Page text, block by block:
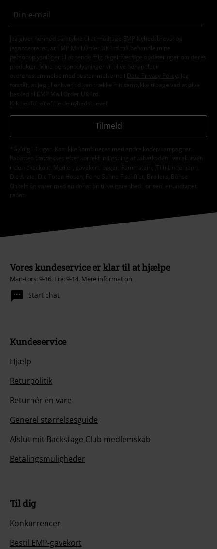
Jeg giver hermed samtykke til at modtage EMP Nyhedsbrevet og
jegaccepterer, at EMP Mail Order UK Ltd må behandle mine
personoplysninger til at sende mig regelmæssige opdateringer om deres
produkter. Mine personoplysninger vil blive behandlet i
overensstemmelse med bestemmelserne i
Data Privacy Policy
. Jeg
forstår, at jeg til enhver tid kan trække mit samtykke tilbage ved at give
besked til EMP Mail Order UK Ltd.
Klik her
for at afmelde nyhedsbrevet.
Tilmeld
*Gyldig i 4 uger. Kan ikke kombineres med andre koder/kampagner.
Rabatten fratrækkes efter korrekt indløsning af rabatkoden i varekurven
inden checkout. Medier, gavekort, bøger, Rammstein, (Till) Lindemann,
Die Ärzte, Die Toten Hosen, Feine Sahne Fischfilet, Broilers, Böhse
Onkelz og varer med en donation til velgørenhed i prisen, er undtaget
rabat.
Vores kundeservice er klar til at hjælpe
Man-tors: 9-16, Fre: 9-14. Mere information
Start chat
Kundeservice
Hjælp
Returpolitik
Returnér en vare
Generel størrelsesguide
Afslut mit Backstage Club medlemskab
Betalingsmuligheder
Til dig
Konkurrencer
Bestil EMP-gavekort